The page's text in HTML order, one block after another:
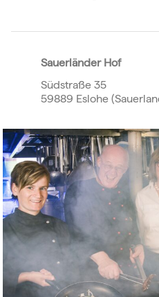
Sauerländer Hof
Südstraße 35
59889 Eslohe